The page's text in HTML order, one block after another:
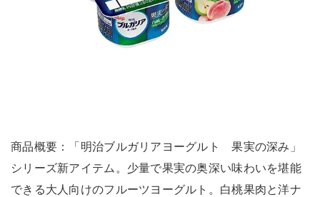
商品概要：「明治ブルガリアヨーグルト 果実の深み」
シリーズ新アイテム。少量で果実の奥深い味わいを堪能
できる大人向けのフルーツヨーグルト。白桃果肉と洋ナ